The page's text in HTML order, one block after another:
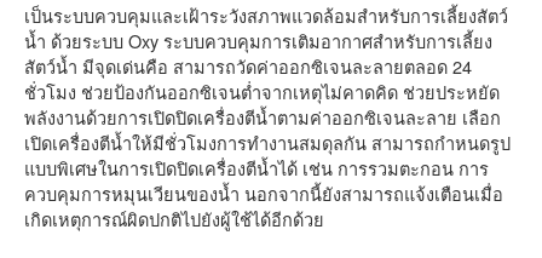
เป็นระบบควบคุมและเฝ้าระวังสภาพแวดล้อมสำหรับการเลี้ยงสัตว์
น้ำ ด้วยระบบ Oxy ระบบควบคุมการเติมอากาศสำหรับการเลี้ยง
สัตว์น้ำ มีจุดเด่นคือ สามารถวัดค่าออกซิเจนละลายตลอด 24
ชั่วโมง ช่วยป้องกันออกซิเจนต่ำจากเหตุไม่คาดคิด ช่วยประหยัด
พลังงานด้วยการเปิดปิดเครื่องตีน้ำตามค่าออกซิเจนละลาย เลือก
เปิดเครื่องตีน้ำให้มีชั่วโมงการทำงานสมดุลกัน สามารถกำหนดรูป
แบบพิเศษในการเปิดปิดเครื่องตีน้ำได้ เช่น การรวมตะกอน การ
ควบคุมการหมุนเวียนของน้ำ นอกจากนี้ยังสามารถแจ้งเตือนเมื่อ
เกิดเหตุการณ์ผิดปกติไปยังผู้ใช้ได้อีกด้วย